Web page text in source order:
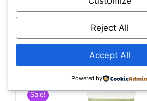
斐诺 | 品质斐然
年
Sale!
Reject All
Accept All
Powered by